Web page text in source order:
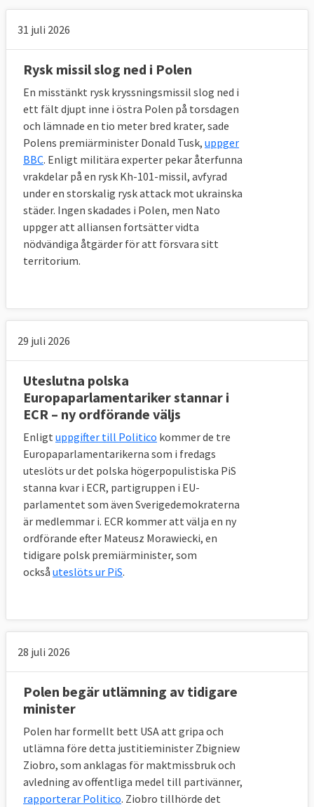
31 juli 2026
Rysk missil slog ned i Polen
En misstänkt rysk kryssningsmissil slog ned i
ett fält djupt inne i östra Polen på torsdagen
och lämnade en tio meter bred krater, sade
Polens premiärminister Donald Tusk, uppger
BBC. Enligt militära experter pekar återfunna
vrakdelar på en rysk Kh-101-missil, avfyrad
under en storskalig rysk attack mot ukrainska
städer. Ingen skadades i Polen, men Nato
uppger att alliansen fortsätter vidta
nödvändiga åtgärder för att försvara sitt
territorium.
29 juli 2026
Uteslutna polska
Europaparlamentariker stannar i
ECR – ny ordförande väljs
Enligt uppgifter till Politico kommer de tre
Europaparlamentarikerna som i fredags
uteslöts ur det polska högerpopulistiska PiS
stanna kvar i ECR, partigruppen i EU-
parlamentet som även Sverigedemokraterna
är medlemmar i. ECR kommer att välja en ny
ordförande efter Mateusz Morawiecki, en
tidigare polsk premiärminister, som
också uteslöts ur PiS.
28 juli 2026
Polen begär utlämning av tidigare
minister
Polen har formellt bett USA att gripa och
utlämna före detta justitieminister Zbigniew
Ziobro, som anklagas för maktmissbruk och
avledning av offentliga medel till partivänner,
rapporterar Politico. Ziobro tillhörde det